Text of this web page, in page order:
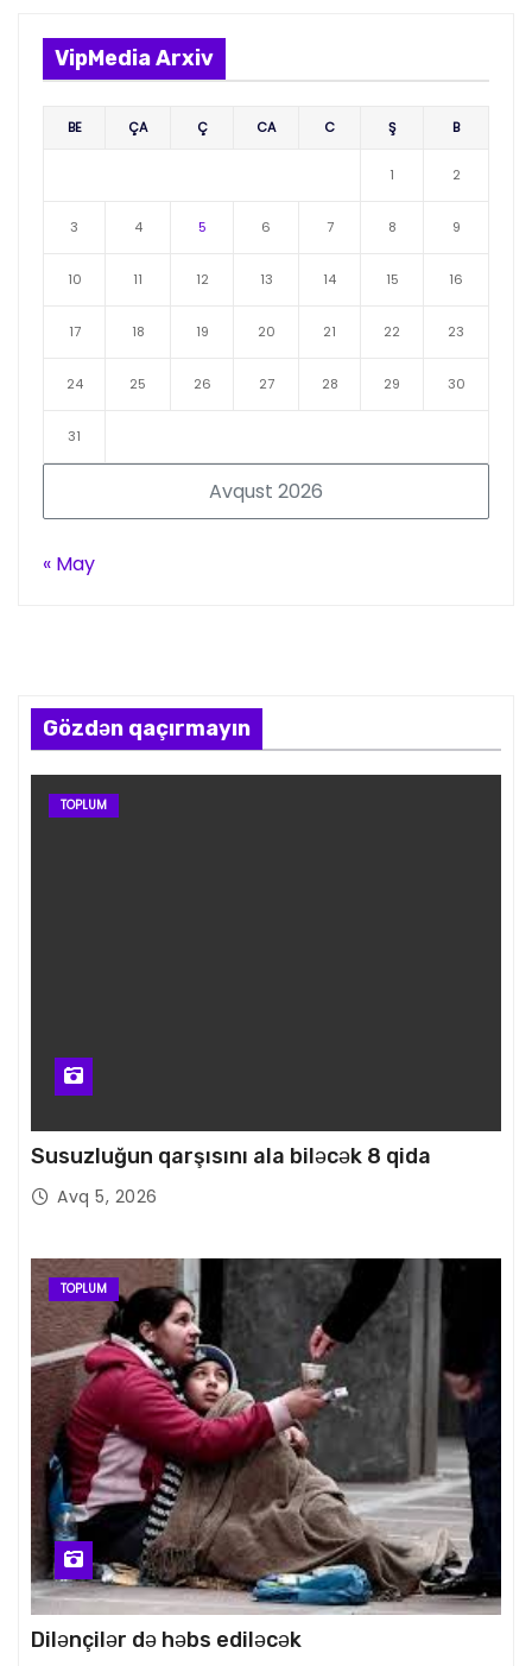
VipMedia Arxiv
Avqust 2026
BE ÇA Ç CA C Ş B
1 2
3 4 5 6 7 8 9
10 11 12 13 14 15 16
17 18 19 20 21 22 23
24 25 26 27 28 29 30
31
« May
Gözdən qaçırmayın
TOPLUM
Susuzluğun qarşısını ala biləcək 8 qida
Avq 5, 2026
TOPLUM
Dilənçilər də həbs ediləcək